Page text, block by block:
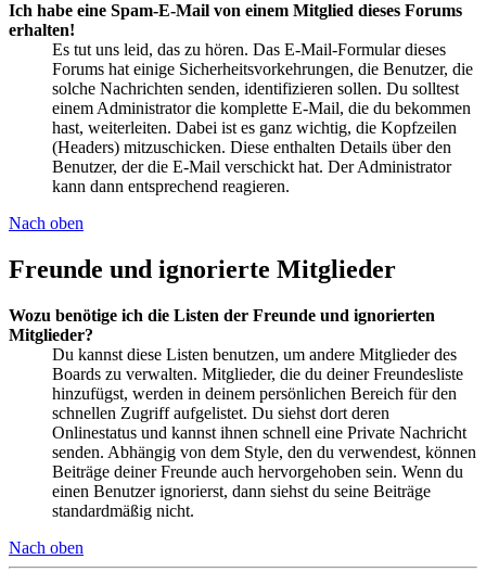
Ich habe eine Spam-E-Mail von einem Mitglied dieses Forums
erhalten!
Es tut uns leid, das zu hören. Das E-Mail-Formular dieses
Forums hat einige Sicherheitsvorkehrungen, die Benutzer, die
solche Nachrichten senden, identifizieren sollen. Du solltest
einem Administrator die komplette E-Mail, die du bekommen
hast, weiterleiten. Dabei ist es ganz wichtig, die Kopfzeilen
(Headers) mitzuschicken. Diese enthalten Details über den
Benutzer, der die E-Mail verschickt hat. Der Administrator
kann dann entsprechend reagieren.
Nach oben
Freunde und ignorierte Mitglieder
Wozu benötige ich die Listen der Freunde und ignorierten
Mitglieder?
Du kannst diese Listen benutzen, um andere Mitglieder des
Boards zu verwalten. Mitglieder, die du deiner Freundesliste
hinzufügst, werden in deinem persönlichen Bereich für den
schnellen Zugriff aufgelistet. Du siehst dort deren
Onlinestatus und kannst ihnen schnell eine Private Nachricht
senden. Abhängig von dem Style, den du verwendest, können
Beiträge deiner Freunde auch hervorgehoben sein. Wenn du
einen Benutzer ignorierst, dann siehst du seine Beiträge
standardmäßig nicht.
Nach oben